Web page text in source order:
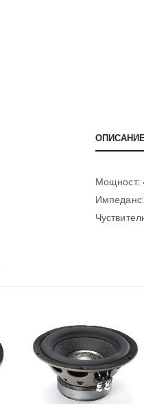
Мощност:
Импеданс: